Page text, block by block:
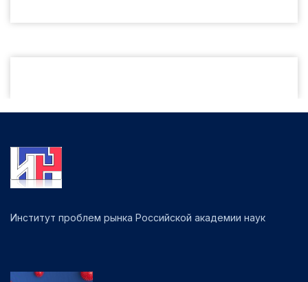
Институт проблем рынка Российской академии наук